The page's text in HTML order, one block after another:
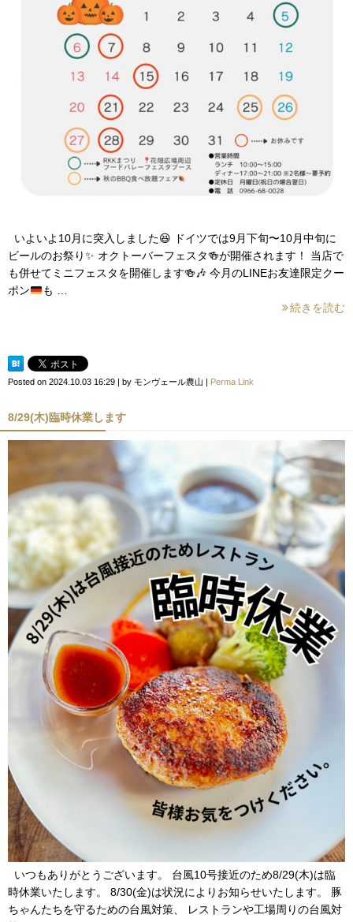
いよいよ10月に突入しました😆 ドイツでは9月下旬〜10月中旬に
ビールのお祭り✨ オクトーバーフェスタ🍻が開催されます！ 当店で
も併せてミニフェスタを開催します🍻🎶 今月のLINEお友達限定クー
ポン
も …
続きを読む
Posted on 2024.10.03 16:29 | by モンヴェール農山 | Perma Link
8/29(木)臨時休業します
いつもありがとうございます。 台風10号接近のため8/29(木)は臨
時休業いたします。 8/30(金)は状況によりお知らせいたします。 豚
ちゃんたちを守るための台風対策、 レストランや工場周りの台風対